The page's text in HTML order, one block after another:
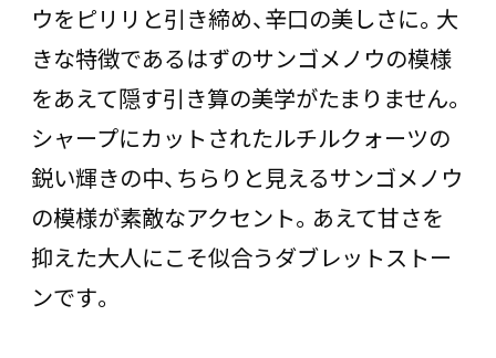
ウをピリリと引き締め、辛口の美しさに。大
きな特徴であるはずのサンゴメノウの模様
をあえて隠す引き算の美学がたまりません。
シャープにカットされたルチルクォーツの
鋭い輝きの中、ちらりと見えるサンゴメノウ
の模様が素敵なアクセント。あえて甘さを
抑えた大人にこそ似合うダブレットストー
ンです。